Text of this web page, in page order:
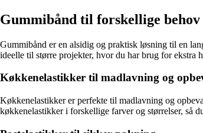
Gummibånd til forskellige behov
Gummibånd er en alsidig og praktisk løsning til en
ideelle til større projekter, hvor du har brug for ekstra
Køkkenelastikker til madlavning og
Køkkenelastikker er perfekte til madlavning og
køkkenelastikker i forskellige farver og størrelser, så